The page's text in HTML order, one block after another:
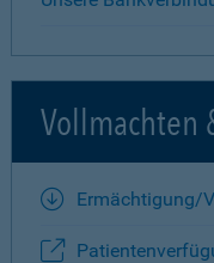
Vollmachten
Ermächtigung/